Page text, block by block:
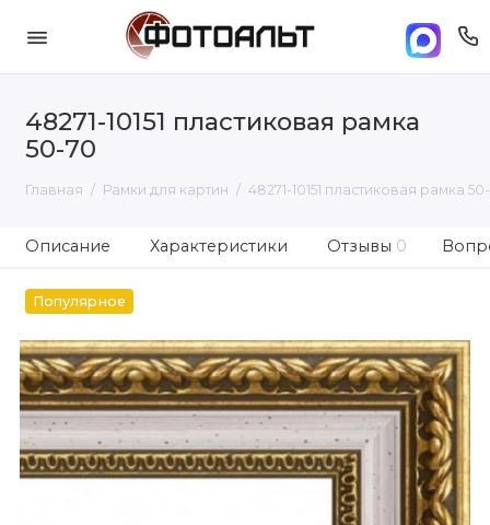
48271-10151 пластиковая рамка
50-70
Главная Рамки для картин 48271-10151 пластиковая рамка
Описание Характеристики Отзывы 0
Популярное